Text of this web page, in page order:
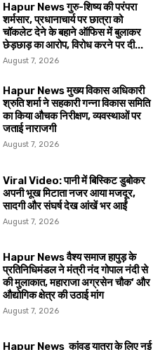
Hapur News गुरु-शिष्य की परंपरा
शर्मसार, प्रधानाचार्य पर छात्रा को
चॉकलेट देने के बहाने ऑफिस में बुलाकर
छेड़छाड़ का आरोप, विरोध करने पर दी...
August 7, 2026
Hapur News मुख्य विकास अधिकारी
श्रुति शर्मा ने सहकारी गन्ना विकास समिति
का किया औचक निरीक्षण, व्यवस्थाओं पर
जताई नाराजगी
August 7, 2026
Viral Video: पानी में बिस्किट डुबोकर
अपनी भूख मिटाता नजर आया मजदूर,
सादगी और संघर्ष देख आंखें भर आईं
August 7, 2026
Hapur News वैश्य समाज हापुड़ के
प्रतिनिधिमंडल ने मंत्री नंद गोपाल नंदी से
की मुलाकात, महाराजा अग्रसेन चौक’ और
औद्योगिक क्षेत्र की उठाई मांग
August 7, 2026
Hapur News कांवड़ यात्रा के लिए नई